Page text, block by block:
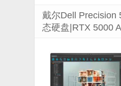
戴尔Dell Precision
态硬盘|RTX 5000